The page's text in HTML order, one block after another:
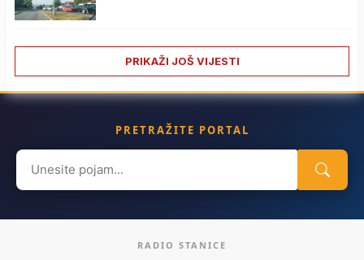
PRIKAŽI JOŠ VIJESTI
PRETRAŽITE PORTAL
Search
for:
RADIO STANICE